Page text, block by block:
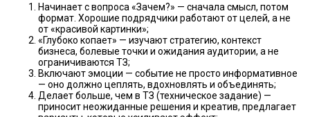
Начинает с вопроса «Зачем?» — сначала смысл, потом
формат. Хорошие подрядчики работают от целей, а не
от «красивой картинки»;
«Глубоко копает» — изучают стратегию, контекст
бизнеса, болевые точки и ожидания аудитории, а не
ограничиваются ТЗ;
Включают эмоции — событие не просто информативное
— оно должно цеплять, вдохновлять и объединять;
Делает больше, чем в ТЗ (техническое задание) —
приносит неожиданные решения и креатив, предлагает